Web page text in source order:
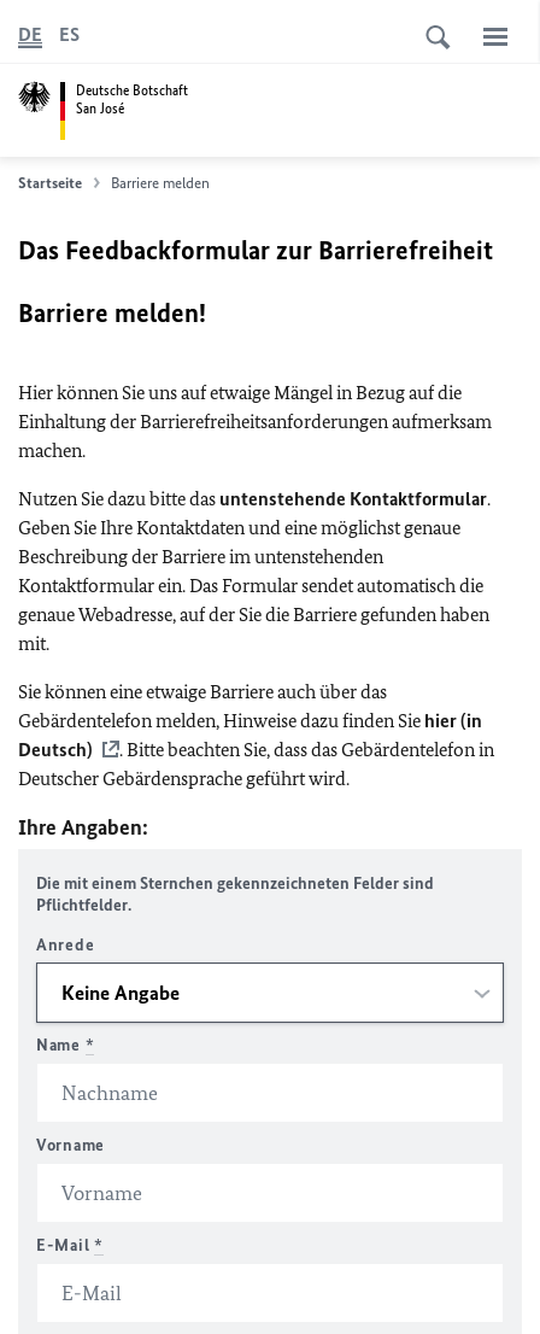
Deutsche Botschaft
San José
DE ES
Startseite Barriere melden
Das Feedbackformular zur Barrierefreiheit
Barriere melden!
Hier können Sie uns auf etwaige Mängel in Bezug auf die
Einhaltung der Barrierefreiheitsanforderungen aufmerksam
machen.
Nutzen Sie dazu bitte das untenstehende Kontaktformular.
Geben Sie Ihre Kontaktdaten und eine möglichst genaue
Beschreibung der Barriere im untenstehenden
Kontaktformular ein. Das Formular sendet automatisch die
genaue Webadresse, auf der Sie die Barriere gefunden haben
mit.
Sie können eine etwaige Barriere auch über das
Gebärdentelefon melden, Hinweise dazu finden Sie hier (in
Deutsch)
. Bitte beachten Sie, dass das Gebärdentelefon in
Deutscher Gebärdensprache geführt wird.
Ihre Angaben:
Die mit einem Sternchen gekennzeichneten Felder sind
Pflichtfelder.
Anrede
Name *
Vorname
E-Mail *